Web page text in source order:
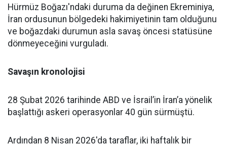
Hürmüz Boğazı'ndaki duruma da değinen Ekreminiya,
İran ordusunun bölgedeki hakimiyetinin tam olduğunu
ve boğazdaki durumun asla savaş öncesi statüsüne
dönmeyeceğini vurguladı.
Savaşın kronolojisi
28 Şubat 2026 tarihinde ABD ve İsrail’in İran’a yönelik
başlattığı askeri operasyonlar 40 gün sürmüştü.
Ardından 8 Nisan 2026'da taraflar, iki haftalık bir